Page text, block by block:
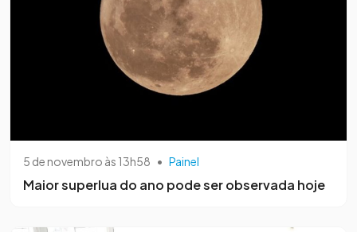
5 de novembro às 13h58 • Painel
Maior superlua do ano pode ser observada hoje